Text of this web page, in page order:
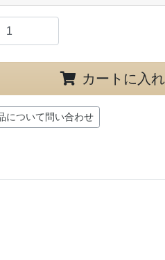
カートに入
について問い合わせ